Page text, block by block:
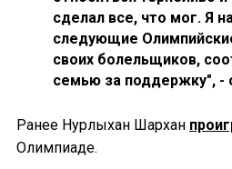
сделал все, что мог. Я
следующие
своих болельщиков,
семью за поддержку", -
Ранее Нурлыхан Шархан
Олимпиаде.